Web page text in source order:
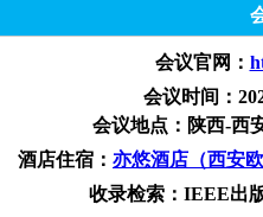
会议官网：
会议时间 ：
会议地点：陕西-西
酒店住宿： 亦悠酒店（西安
收录检索：IEEE出